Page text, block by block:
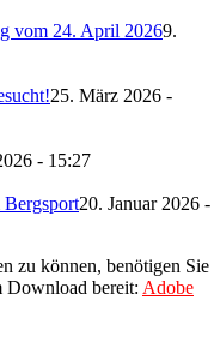
vom 24. April 20269.
25. März 2026 -
- 15:27
20. Januar 2026 -
zu können, benötigen Sie
Download bereit: Adobe